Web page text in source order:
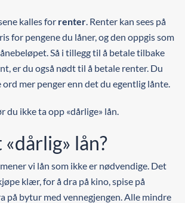
kalles for renter. Renter kan sees på
for pengene du låner, og den oppgis som
Så i tillegg til å betale tilbake
er du også nødt til å betale renter. Du
mer penger enn det du egentlig lånte.
du ikke ta opp «dårlige» lån.
lån?
vi lån som ikke er nødvendige. Det
klær, for å dra på kino, spise på
på bytur med vennegjengen. Alle mindre